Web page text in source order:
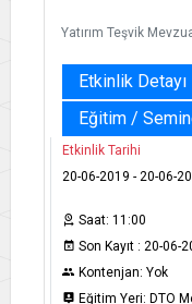
Yatırım Teşvik
Etkinlik Detayı
Eğitim /
Etkinlik Tarihi
20-06-2019 - 20-06-
Saat: 11:00
Son Kayıt : 20-06-
Kontenjan: Yok
Eğitim Yeri: DTO